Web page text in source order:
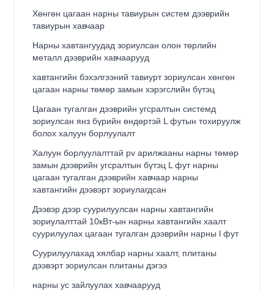
Хөнгөн цагаан нарны тавиурын систем дээврийн
тавиурын хавчаар
Нарны хавтангуудад зориулсан олон төрлийн
металл дээврийн хавчаарууд
хавтангийн бэхэлгээний тавиурт зориулсан хөнгөн
цагаан нарны төмөр замын хэрэгслийн бүтэц
Цагаан тугалган дээврийн угсралтын системд
зориулсан янз бүрийн өндөртэй L футын тохируулж
болох халуун борлуулалт
Халуун борлуулалттай pv арилжааны нарны төмөр
замын дээврийн угсралтын бүтэц L фут нарны
цагаан тугалган дээврийн хавчаар нарны
хавтангийн дээвэрт зориулагдсан
Дээвэр дээр суурилуулсан нарны хавтангийн
зориулалттай 10кВт-ын нарны хавтангийн хаалт
суурилуулах цагаан тугалган дээврийн нарны l фут
Суурилуулахад хялбар нарны хаалт, плитаны
дээвэрт зориулсан плитаны дэгээ
нарны ус зайлуулах хавчаарууд